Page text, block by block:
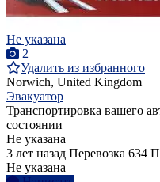
Не указана
2
Удалить из избранного
Norwich, United Kingdom
Эвакуатор
Транспортировка вашего
состоянии
Не указана
3 лет назад Перевозка 634
Не указана